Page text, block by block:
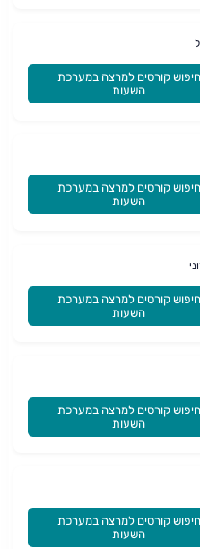
חיפוש קורסים למרצה במערכת
השעות
חיפוש קורסים למרצה במערכת
השעות
חיפוש קורסים למרצה במערכת
השעות
חיפוש קורסים למרצה במערכת
השעות
חיפוש קורסים למרצה במערכת
השעות